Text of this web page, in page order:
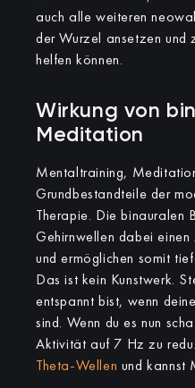
auch alle weiteren
der Wurzel ansetzen und
helfen können.
Wirkung von
Meditation
Mentaltraining,
Grundbestandteile der
Therapie. Die binauralen
Gehirnwellen dabei
und ermöglichen somit
Das ist kein Kunstwerk.
entspannt bist, wenn
sind. Wenn du es nun
Aktivität auf 7 Hz zu
Theta-Wellen und kannst